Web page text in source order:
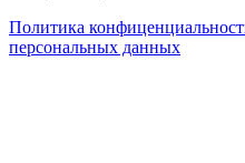
Политика
персональных данных